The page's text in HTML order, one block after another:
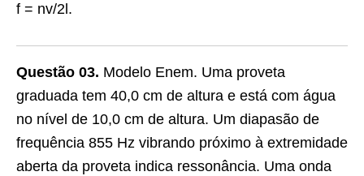
f = nv/2l.
Questão 03. Modelo Enem. Uma proveta
graduada tem 40,0 cm de altura e está com água
no nível de 10,0 cm de altura. Um diapasão de
frequência 855 Hz vibrando próximo à extremidade
aberta da proveta indica ressonância. Uma onda